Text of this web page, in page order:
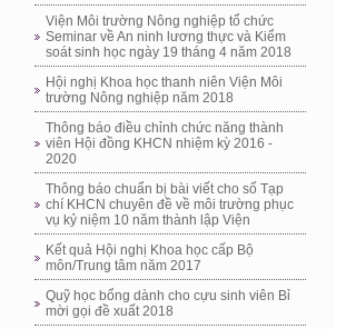
Viện Môi trường Nông nghiệp tổ chức
Seminar về An ninh lương thực và Kiểm
soát sinh học ngày 19 tháng 4 năm 2018
Hội nghị Khoa học thanh niên Viện Môi
trường Nông nghiệp năm 2018
Thông báo điều chỉnh chức năng thành
viên Hội đồng KHCN nhiệm kỳ 2016 -
2020
Thông báo chuẩn bị bài viết cho số Tạp
chí KHCN chuyên đề về môi trường phục
vụ kỷ niệm 10 năm thành lập Viện
Kết quả Hội nghị Khoa học cấp Bộ
môn/Trung tâm năm 2017
Quỹ học bổng dành cho cựu sinh viên Bỉ
mời gọi đề xuất 2018